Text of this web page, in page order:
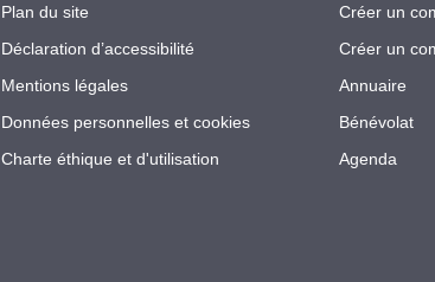
Plan du site
Déclaration d’accessibilité
Mentions légales
Données personnelles et cookies
Charte éthique et d'utilisation
Créer un
Créer un
Annuaire
Bénévolat
Agenda